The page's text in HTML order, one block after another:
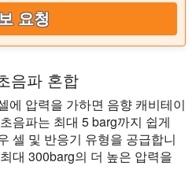
요청
음파 혼합
에 압력을 가하면 음향 캐비테이
음파는 최대 5 barg까지 쉽게
셀 및 반응기 유형을 공급합니
대 300barg의 더 높은 압력을